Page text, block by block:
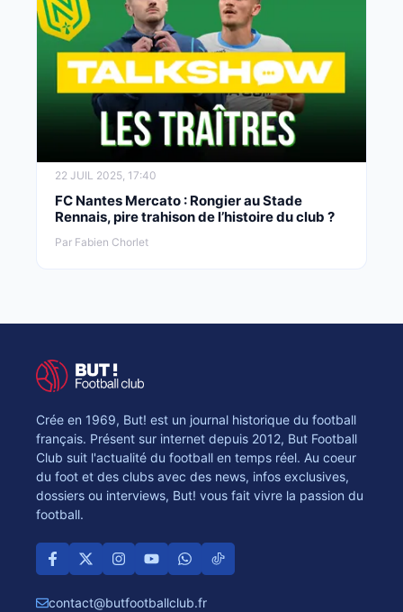
22 JUIL 2025, 17:40
FC Nantes Mercato : Rongier au Stade
Rennais, pire trahison de l’histoire du club ?
Par Fabien Chorlet
Crée en 1969, But! est un journal historique du football
français. Présent sur internet depuis 2012, But Football
Club suit l'actualité du football en temps réel. Au coeur
du foot et des clubs avec des news, infos exclusives,
dossiers ou interviews, But! vous fait vivre la passion du
football.
contact@butfootballclub.fr